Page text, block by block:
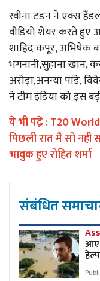
रवीना टंडन ने एक्स
वीडियो शेयर करते हुए
शाहिद कपूर, अभिषेक
भगनानी,सुहाना खान,
अरोड़ा,अनन्या पांडे,
ने टीम इंडिया को इस
ये भी पढे़ं :T20
पिछली रात मैं सो नहीं
भावुक हुए रोहित शर्मा
संबंधित
आए
हेल्प